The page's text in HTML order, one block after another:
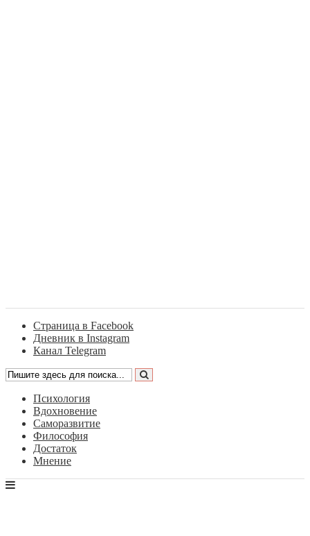
Страница в Facebook
Дневник в Instagram
Канал Telegram
Психология
Вдохновение
Саморазвитие
Философия
Достаток
Мнение